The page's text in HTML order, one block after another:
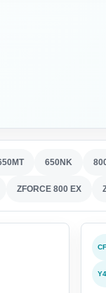
650NK
ZFORCE 800 EX